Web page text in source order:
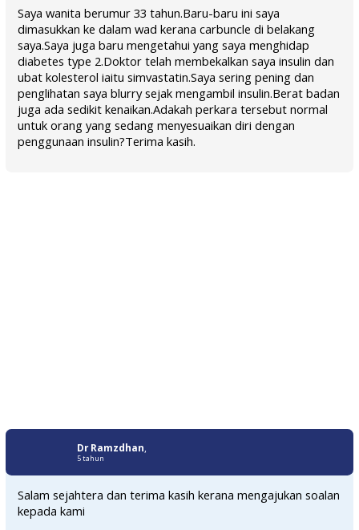
Saya wanita berumur 33 tahun.Baru-baru ini saya
dimasukkan ke dalam wad kerana carbuncle di belakang
saya.Saya juga baru mengetahui yang saya menghidap
diabetes type 2.Doktor telah membekalkan saya insulin dan
ubat kolesterol iaitu simvastatin.Saya sering pening dan
penglihatan saya blurry sejak mengambil insulin.Berat badan
juga ada sedikit kenaikan.Adakah perkara tersebut normal
untuk orang yang sedang menyesuaikan diri dengan
penggunaan insulin?Terima kasih.
Dr Ramzdhan
5 tahun
Salam sejahtera dan terima kasih kerana mengajukan soalan
kepada kami